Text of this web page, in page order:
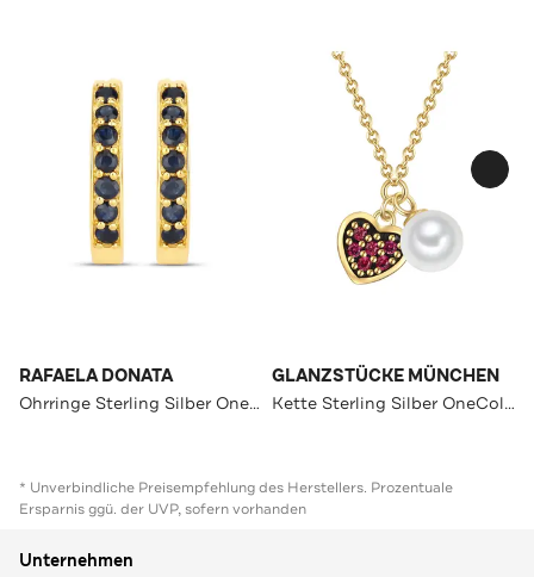
RAFAELA DONATA
Ohrringe Sterling Silber OneColor
GLANZSTÜCKE MÜNCHEN
Kette Sterling Silber OneColor
* Unverbindliche Preisempfehlung des Herstellers. Prozentuale
Ersparnis ggü. der UVP, sofern vorhanden
Unternehmen